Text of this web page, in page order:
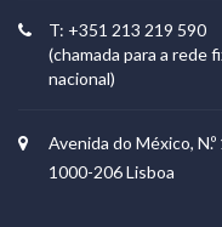
T: +351 213 219 590
(chamada para a rede
nacional)
Avenida do México, N.º
1000-206 Lisboa